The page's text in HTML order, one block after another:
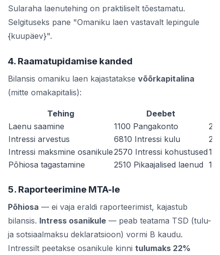
Sularaha laenutehing on praktiliselt tõestamatu.
Selgituseks pane "Omaniku laen vastavalt lepingule
{kuupäev}".
4. Raamatupidamise kanded
Bilansis omaniku laen kajastatakse võõrkapitalina
(mitte omakapitalis):
Tehing
Deebet
Laenu saamine
1100 Pangakonto
Intressi arvestus
6810 Intressi kulu
Intressi maksmine osanikule2570 Intressi kohustused
Põhiosa tagastamine
2510 Pikaajalised laenud
5. Raporteerimine MTA-le
Põhiosa — ei vaja eraldi raporteerimist, kajastub
bilansis. Intress osanikule — peab teatama TSD (tulu-
ja sotsiaalmaksu deklaratsioon) vormi B kaudu.
Intressilt peetakse osanikule kinni tulumaks 22%